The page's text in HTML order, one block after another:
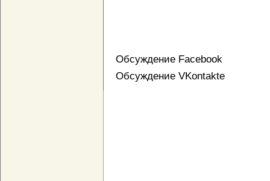
Обсуждение Facebook
Обсуждение VKontakte